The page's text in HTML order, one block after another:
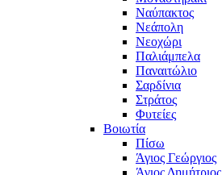
Ναύπακτος
Νεάπολη
Νεοχώρι
Παλιάμπελα
Παναιτώλιο
Σαρδίνια
Στράτος
Φυτείες
Βοιωτία
Πίσω
Άγιος Γεώργιος
Άγιος Δημήτριος